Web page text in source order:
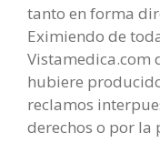
tanto en forma
Eximiendo de
Vistamedica.com
hubiere
reclamos
derechos o por